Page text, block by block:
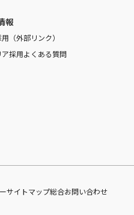
報
（外部リンク）
採用よくある質問
サイトマップ総合お問い合わせ